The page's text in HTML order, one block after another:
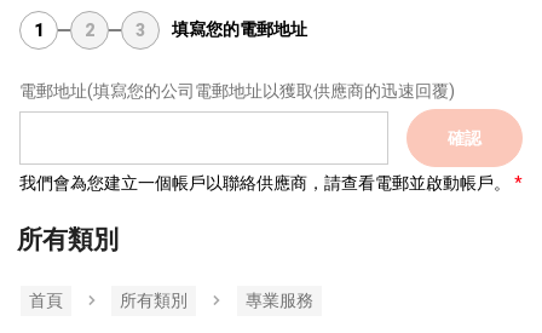
1 2 3 填寫您的電郵地址
電郵地址(填寫您的公司電郵地址以獲取供應商的迅速回覆)
確認
我們會為您建立一個帳戶以聯絡供應商，請查看電郵並啟動帳戶。
所有類別
首頁 所有類別 專業服務